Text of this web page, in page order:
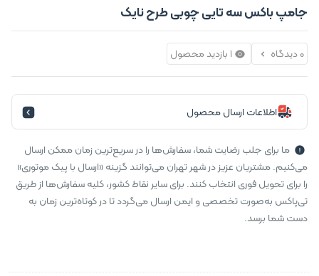
جامپ باکس سه تایی چوبی طرح نایک
0 دیدگاه 1 بازدید محصول
اطلاعات ارسال محصول
ما برای جلب رضایت شما، سفارش‌ها را در سریع‌ترین زمان ممکن ارسال
می‌کنیم. مشتریان عزیز در شهر تهران می‌توانند گزینه «ارسال با پیک موتوری»
را برای تحویل فوری انتخاب کنند. برای سایر نقاط کشور، کلیه سفارش‌ها از طریق
تی‌پاکس به‌صورت تخصصی و ایمن ارسال می‌گردد تا در کوتاه‌ترین زمان به
دست شما برسد.